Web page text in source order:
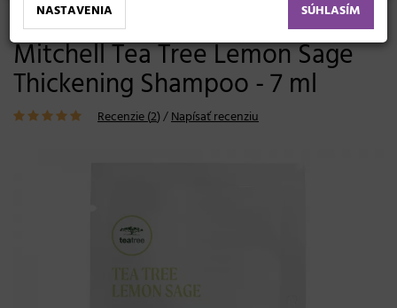
Šampón pre objem vlasov Paul
Mitchell Tea Tree Lemon Sage
Thickening Shampoo - 7 ml
Recenzie (2)/Napísať recenziu
NASTAVENIA SÚHLASÍM